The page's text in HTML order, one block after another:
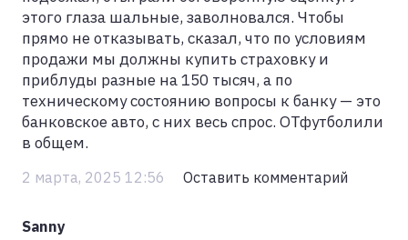
этого глаза шальные, заволновался. Чтобы
прямо не отказывать, сказал, что по условиям
продажи мы должны купить страховку и
приблуды разные на 150 тысяч, а по
техническому состоянию вопросы к банку — это
банковское авто, с них весь спрос. ОТфутболили
в общем.
2 марта, 2025 12:56 Оставить комментарий
Sanny